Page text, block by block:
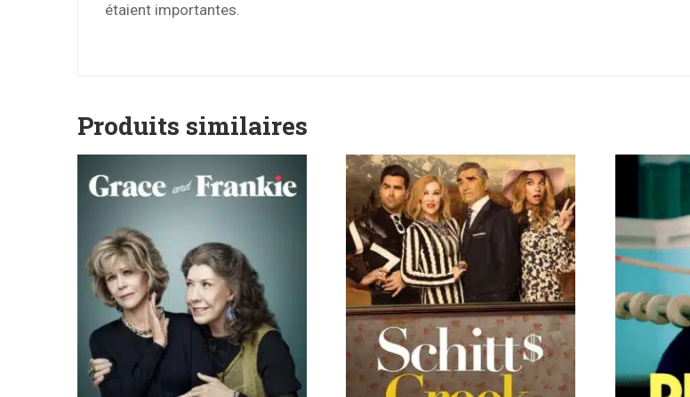
étaient importantes.
Produits similaires